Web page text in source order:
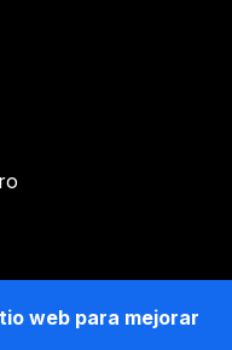
web para mejorar